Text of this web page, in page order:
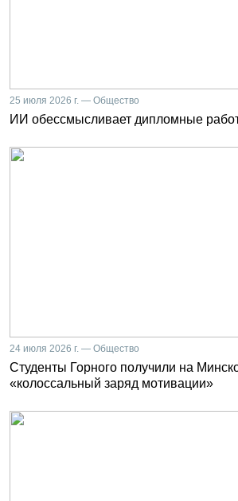
25 июля 2026 г. — Общество
ИИ обессмысливает дипломные
24 июля 2026 г. — Общество
Студенты Горного получили на
«колоссальный заряд мотивации»